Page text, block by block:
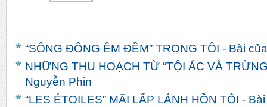
“SÔNG ĐÔNG ÊM ĐỀM” TRONG TÔI - Bài
NHỮNG THU HOẠCH TỪ “TỘI ÁC VÀ
Nguyễn Phin
“LES ÉTOILES” MÃI LẤP LÁNH HỒN TÔI -